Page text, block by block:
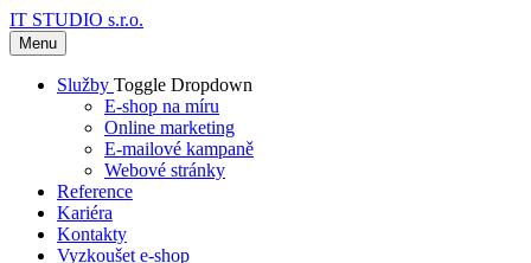
IT STUDIO s.r.o.
Menu
Služby Toggle Dropdown
E-shop na míru
Online marketing
E-mailové kampaně
Webové stránky
Reference
Kariéra
Kontakty
Vyzkoušet e-shop